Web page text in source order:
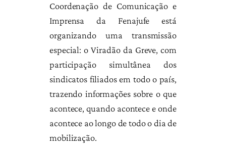
Coordenação de Comunicação e
Imprensa da Fenajufe está
organizando uma transmissão
especial: o Viradão da Greve, com
participação simultânea dos
sindicatos filiados em todo o país,
trazendo informações sobre o que
acontece, quando acontece e onde
acontece ao longo de todo o dia de
mobilização.